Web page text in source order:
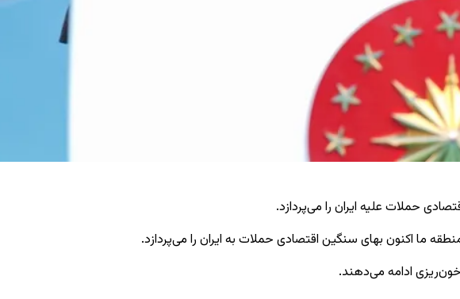
حملات علیه ایران را می‌پردازد.
ما اکنون بهای سنگین اقتصادی حملات به ایران را می‌پردازد.
خون‌ریزی ادامه می‌دهند.